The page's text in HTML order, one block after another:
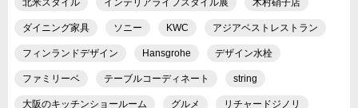
ダイニング家具 ソニー KWC アジアベストレストラン
フィンランドデザイン Hansgrohe デザイン水栓
ファミリーベ テーブルコーディネート string
大阪のキッチンショールーム グルメ リチャードジノリ